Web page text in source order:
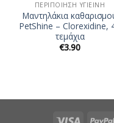
ΠΕΡΙΠΟΊΗΣΗ ΥΓΙΕΙΝΉ
Μαντηλάκια
PetShine – Clorexidine,
τεμάχια
€3.90